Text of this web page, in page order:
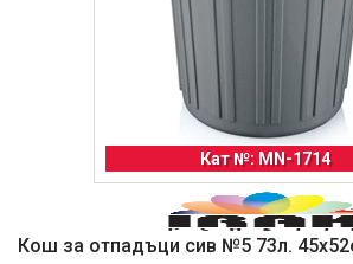
Кат №: MN-1714
Кош за отпадъци сив №5 73л.